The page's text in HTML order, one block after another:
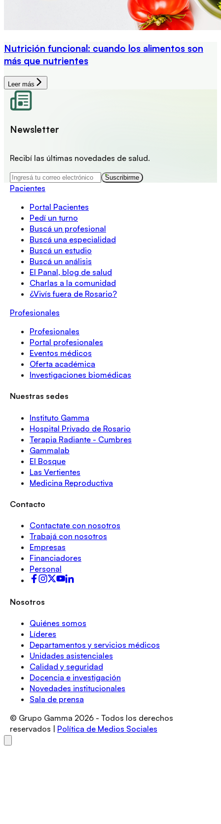
Nutrición funcional: cuando los alimentos son
más que nutrientes
Leer más
Newsletter
Recibí las últimas novedades de salud.
Suscribirme
Pacientes
Portal Pacientes
Pedí un turno
Buscá un profesional
Buscá una especialidad
Buscá un estudio
Buscá un análisis
El Panal, blog de salud
Charlas a la comunidad
¿Vivís fuera de Rosario?
Profesionales
Profesionales
Portal profesionales
Eventos médicos
Oferta académica
Investigaciones biomédicas
Nuestras sedes
Instituto Gamma
Hospital Privado de Rosario
Terapia Radiante - Cumbres
Gammalab
El Bosque
Las Vertientes
Medicina Reproductiva
Contacto
Contactate con nosotros
Trabajá con nosotros
Empresas
Financiadores
Personal
Nosotros
Quiénes somos
Líderes
Departamentos y servicios médicos
Unidades asistenciales
Calidad y seguridad
Docencia e investigación
Novedades institucionales
Sala de prensa
© Grupo Gamma 2026 - Todos los derechos
reservados | Política de Medios Sociales